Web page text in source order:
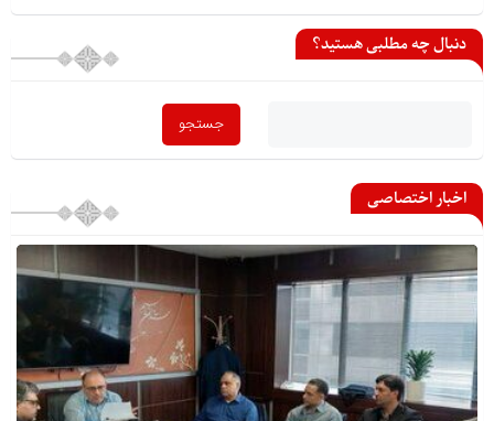
دنبال چه مطلبی هستید؟
اخبار اختصاصی